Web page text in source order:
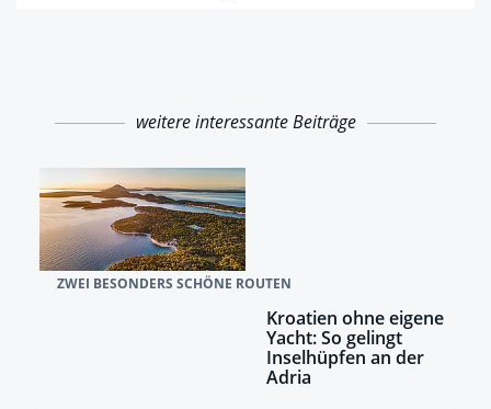
weitere interessante Beiträge
ZWEI BESONDERS SCHÖNE ROUTEN
Kroatien ohne eigene
Yacht: So gelingt
Inselhüpfen an der
Adria